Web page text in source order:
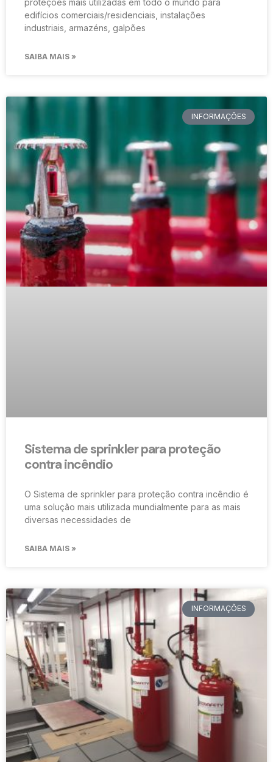
edifícios comerciais/residenciais, instalações
industriais, armazéns, galpões
SAIBA MAIS »
INFORMAÇÕES
Sistema de sprinkler para proteção
contra incêndio
O Sistema de sprinkler para proteção contra incêndio é
uma solução mais utilizada mundialmente para as mais
diversas necessidades de
SAIBA MAIS »
INFORMAÇÕES